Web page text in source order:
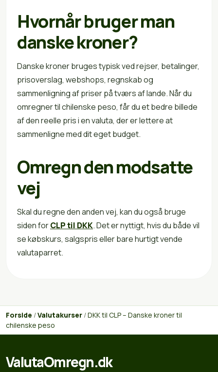
Hvornår bruger man
danske kroner?
Danske kroner bruges typisk ved rejser, betalinger,
prisoverslag, webshops, regnskab og
sammenligning af priser på tværs af lande. Når du
omregner til chilenske peso, får du et bedre billede
af den reelle pris i en valuta, der er lettere at
sammenligne med dit eget budget.
Omregn den modsatte
vej
Skal du regne den anden vej, kan du også bruge
siden forCLP til DKK. Det er nyttigt, hvis du både vil
se købskurs, salgspris eller bare hurtigt vende
valutaparret.
Forside /Valutakurser /DKK til CLP – Danske kroner til
chilenske peso
ValutaOmregn.dk